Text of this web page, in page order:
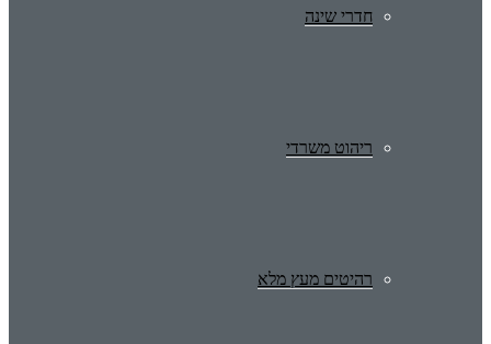
חדרי שינה
ריהוט משרדי
רהיטים מעץ מלא